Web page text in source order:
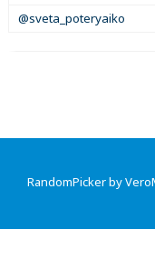
@sveta_poteryaiko
RandomPicker by